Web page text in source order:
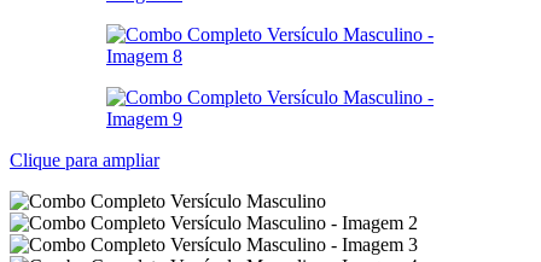
Clique para ampliar